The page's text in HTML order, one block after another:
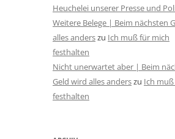
Heuchelei unserer Presse und
Weitere Belege | Beim nächsten
alles anderszu Ich muß für mich
festhalten
Nicht unerwartet aber | Beim
Geld wird alles anderszu Ich
festhalten